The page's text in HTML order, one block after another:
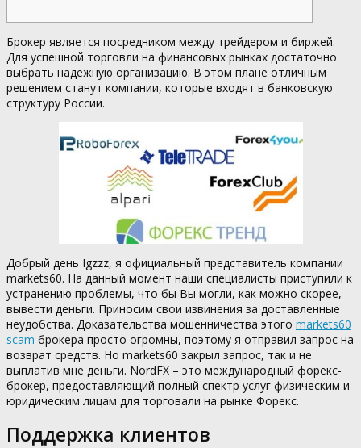
Брокер является посредником между трейдером и биржей.
Для успешной торговли на финансовых рынках достаточно
выбрать надежную организацию. В этом плане отличным
решением станут компании, которые входят в банковскую
структуру России.
Добрый день Igzzz, я официальный представитель компании
markets60. На данный момент наши специалисты приступили к
устранению проблемы, что бы Вы могли, как можно скорее,
вывести деньги. Приносим свои извинения за доставленные
неудобства. Доказательства мошенничества этого markets60
scam брокера просто огромны, поэтому я отправил запрос на
возврат средств. Но markets60 закрыл запрос, так и не
выплатив мне деньги. NordFX – это международный форекс-
брокер, предоставляющий полный спектр услуг физическим и
юридическим лицам для торговали на рынке Форекс.
Поддержка клиентов